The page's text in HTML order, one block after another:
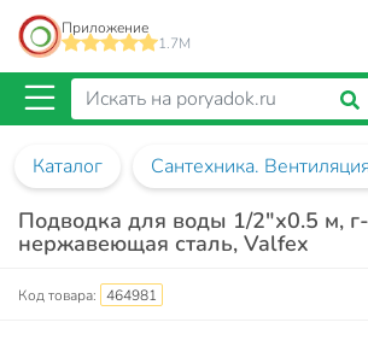
Приложение
1.7M
Каталог Сантехника.
Подводка для воды 1/2"х0.5 м, г-
нержавеющая сталь, Valfex
Код товара: 464981